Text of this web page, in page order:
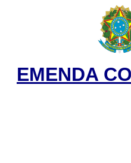
EMENDA